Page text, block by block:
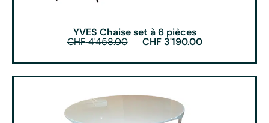
YVES Chaise set à 6 pièces
CHF4'458.00 CHF3'190.00